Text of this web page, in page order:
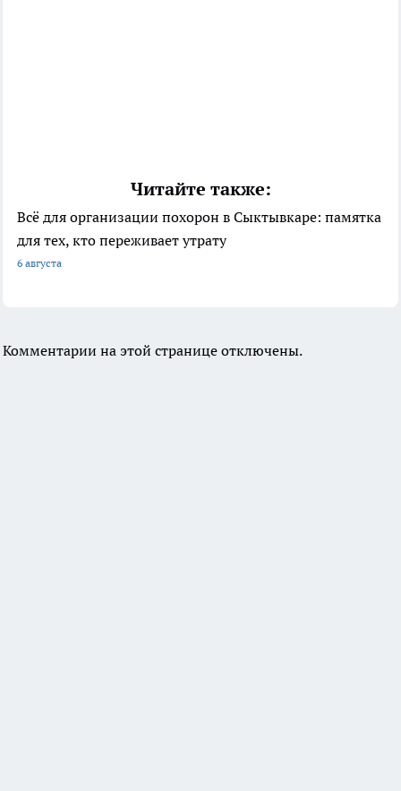
Читайте также:
Всё для организации похорон в Сыктывкаре: памятка
для тех, кто переживает утрату
6 августа
Комментарии на этой странице отключены.